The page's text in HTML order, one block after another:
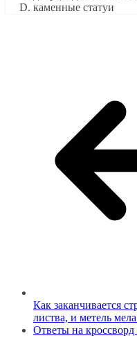
каменные статуи
Как заканчивается
листва, и метель
Ответы на